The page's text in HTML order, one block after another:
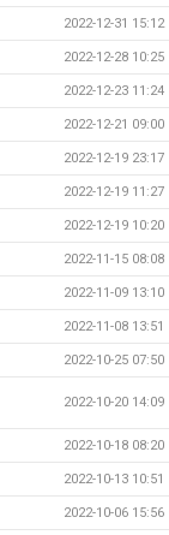
2022-12-31 15:12
2022-12-28 10:25
2022-12-23 11:24
2022-12-21 09:00
2022-12-19 23:17
2022-12-19 11:27
2022-12-19 10:20
2022-11-15 08:08
2022-11-09 13:10
2022-11-08 13:51
2022-10-25 07:50
2022-10-20 14:09
2022-10-18 08:20
2022-10-13 10:51
2022-10-06 15:56